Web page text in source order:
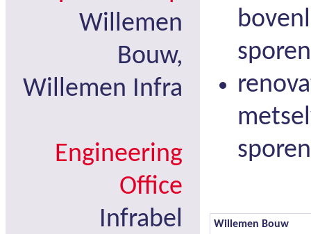
Willemen
Bouw,
Willemen Infra
Engineering
Office
Infrabel
Willemen Bouw